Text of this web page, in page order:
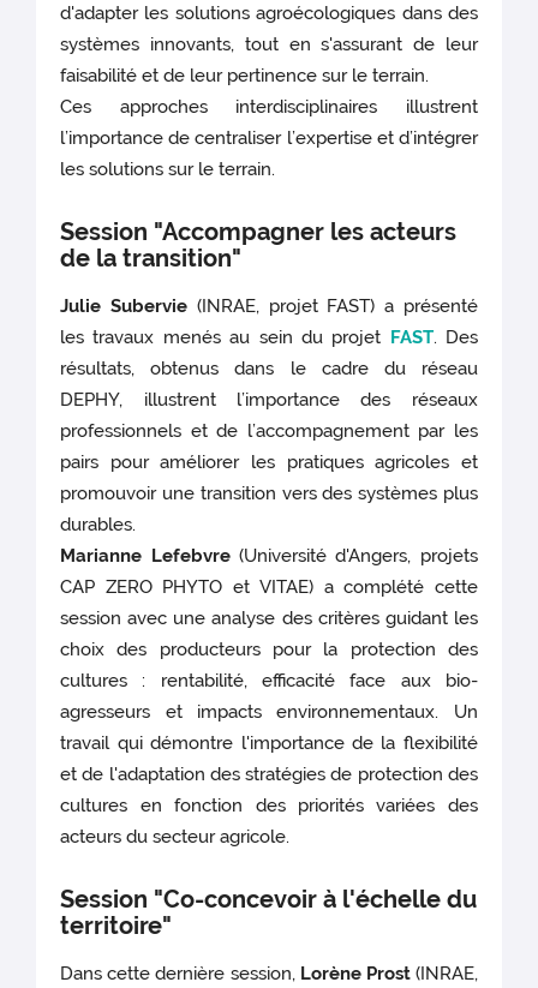
d'adapter les solutions agroécologiques dans des
systèmes innovants, tout en s'assurant de leur
faisabilité et de leur pertinence sur le terrain.
Ces approches interdisciplinaires illustrent
l’importance de centraliser l’expertise et d’intégrer
les solutions sur le terrain.
Session "Accompagner les acteurs
de la transition"
Julie Subervie(INRAE, projet FAST) a présenté
les travaux menés au sein du projet FAST. Des
résultats, obtenus dans le cadre du réseau
DEPHY, illustrent l’importance des réseaux
professionnels et de l’accompagnement par les
pairs pour améliorer les pratiques agricoles et
promouvoir une transition vers des systèmes plus
durables.
Marianne Lefebvre(Université d'Angers, projets
CAP ZERO PHYTO et VITAE) a complété cette
session avec une analyse des critères guidant les
choix des producteurs pour la protection des
cultures : rentabilité, efficacité face aux bio-
agresseurs et impacts environnementaux. Un
travail qui démontre l'importance de la flexibilité
et de l'adaptation des stratégies de protection des
cultures en fonction des priorités variées des
acteurs du secteur agricole.
Session "Co-concevoir à l'échelle du
territoire"
Dans cette dernière session, Lorène Prost(INRAE,